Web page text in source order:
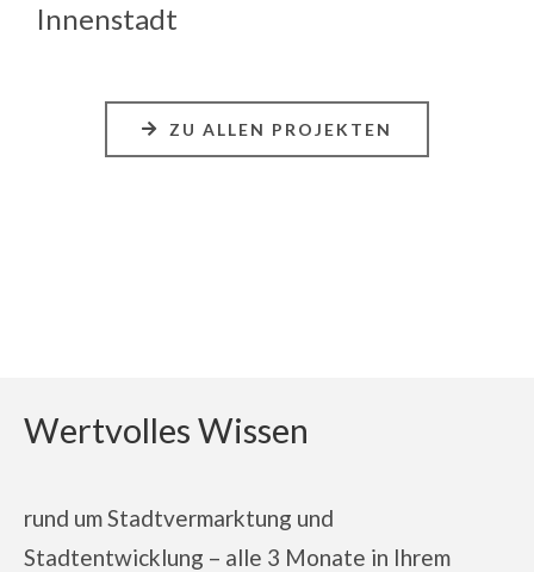
Innenstadt
ZU ALLEN PROJEKTEN
Wertvolles Wissen
rund um Stadtvermarktung und
Stadtentwicklung – alle 3 Monate in Ihrem